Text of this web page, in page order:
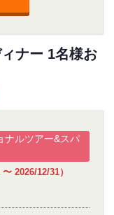
ナー 1名様お
ナルツアー&スパ
2026/12/31）